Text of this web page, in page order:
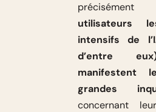
utilisateurs
intensifs de
d’entre
manifestent
grandes
concernant